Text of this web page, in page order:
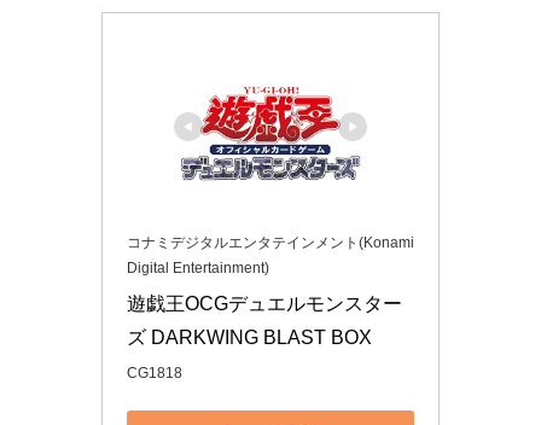
コナミデジタルエンタテインメント(Konami
Digital Entertainment)
遊戯王OCGデュエルモンスター
ズ DARKWING BLAST BOX
CG1818